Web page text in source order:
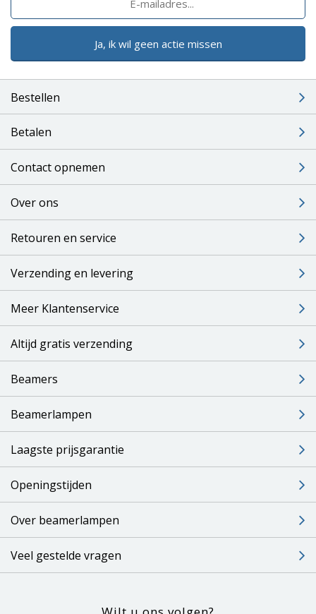
Ja, ik wil geen actie missen
Bestellen
Betalen
Contact opnemen
Over ons
Retouren en service
Verzending en levering
Meer Klantenservice
Altijd gratis verzending
Beamers
Beamerlampen
Laagste prijsgarantie
Openingstijden
Over beamerlampen
Veel gestelde vragen